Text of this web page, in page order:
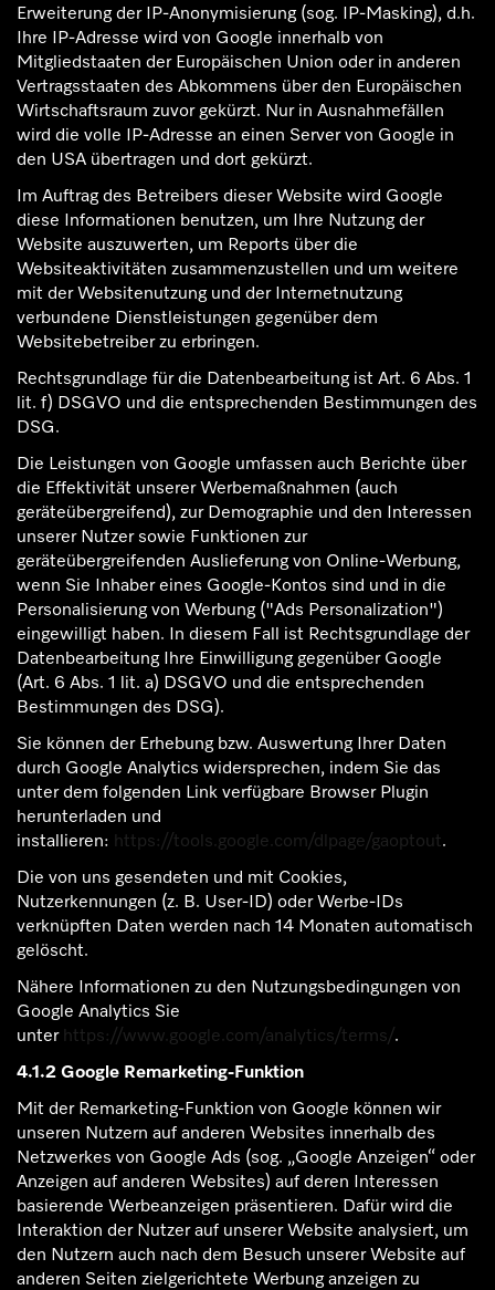
Erweiterung der IP-Anonymisierung (sog. IP-Masking), d.h.
Ihre IP-Adresse wird von Google innerhalb von
Mitgliedstaaten der Europäischen Union oder in anderen
Vertragsstaaten des Abkommens über den Europäischen
Wirtschaftsraum zuvor gekürzt. Nur in Ausnahmefällen
wird die volle IP-Adresse an einen Server von Google in
den USA übertragen und dort gekürzt.
Im Auftrag des Betreibers dieser Website wird Google
diese Informationen benutzen, um Ihre Nutzung der
Website auszuwerten, um Reports über die
Websiteaktivitäten zusammenzustellen und um weitere
mit der Websitenutzung und der Internetnutzung
verbundene Dienstleistungen gegenüber dem
Websitebetreiber zu erbringen.
Rechtsgrundlage für die Datenbearbeitung ist Art. 6 Abs. 1
lit. f) DSGVO und die entsprechenden Bestimmungen des
DSG.
Die Leistungen von Google umfassen auch Berichte über
die Effektivität unserer Werbemaßnahmen (auch
geräteübergreifend), zur Demographie und den Interessen
unserer Nutzer sowie Funktionen zur
geräteübergreifenden Auslieferung von Online-Werbung,
wenn Sie Inhaber eines Google-Kontos sind und in die
Personalisierung von Werbung ("Ads Personalization")
eingewilligt haben. In diesem Fall ist Rechtsgrundlage der
Datenbearbeitung Ihre Einwilligung gegenüber Google
(Art. 6 Abs. 1 lit. a) DSGVO und die entsprechenden
Bestimmungen des DSG).
Sie können der Erhebung bzw. Auswertung Ihrer Daten
durch Google Analytics widersprechen, indem Sie das
unter dem folgenden Link verfügbare Browser Plugin
herunterladen und
installieren: https://tools.google.com/dlpage/gaoptout.
Die von uns gesendeten und mit Cookies,
Nutzerkennungen (z. B. User-ID) oder Werbe-IDs
verknüpften Daten werden nach 14 Monaten automatisch
gelöscht.
Nähere Informationen zu den Nutzungsbedingungen von
Google Analytics Sie
unter https://www.google.com/analytics/terms/.
4.1.2 Google Remarketing-Funktion
Mit der Remarketing-Funktion von Google können wir
unseren Nutzern auf anderen Websites innerhalb des
Netzwerkes von Google Ads (sog. „Google Anzeigen“ oder
Anzeigen auf anderen Websites) auf deren Interessen
basierende Werbeanzeigen präsentieren. Dafür wird die
Interaktion der Nutzer auf unserer Website analysiert, um
den Nutzern auch nach dem Besuch unserer Website auf
anderen Seiten zielgerichtete Werbung anzeigen zu